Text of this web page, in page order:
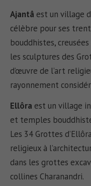
Ajantâ est un village
célèbre pour ses
bouddhistes,
les sculptures des
d’œuvre de l’art
rayonnement
Ellôra est un village
et temples
Les 34 Grottes
religieux à
dans les grottes
collines Charanandri.